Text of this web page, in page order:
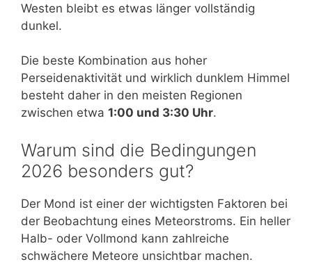
Westen bleibt es etwas länger vollständig
dunkel.
Die beste Kombination aus hoher
Perseidenaktivität und wirklich dunklem Himmel
besteht daher in den meisten Regionen
zwischen etwa 1:00 und 3:30 Uhr.
Warum sind die Bedingungen
2026 besonders gut?
Der Mond ist einer der wichtigsten Faktoren bei
der Beobachtung eines Meteorstroms. Ein heller
Halb- oder Vollmond kann zahlreiche
schwächere Meteore unsichtbar machen.